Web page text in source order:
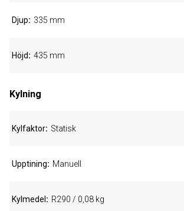
Djup 335 mm
Höjd 435 mm
Kylning
Kylfaktor Statisk
Upptining Manuell
Kylmedel R290 / 0,08 kg